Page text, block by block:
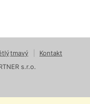
tmavý
Kontakt
s.r.o.